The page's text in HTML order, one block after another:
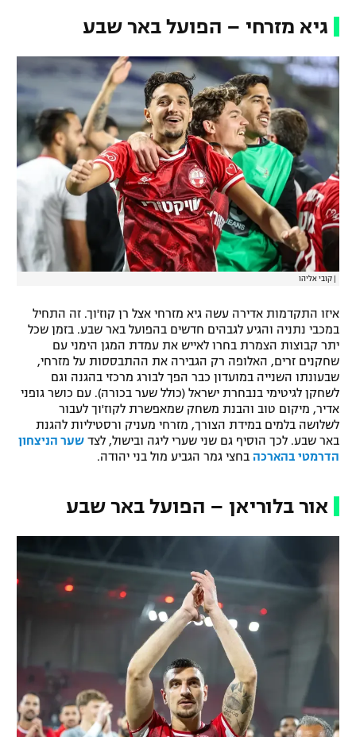
גיא מזרחי – הפועל באר שבע
קובי אליהו
איזו התקדמות אדירה עשה גיא מזרחי אצל רן קוז'וך. זה התחיל
במכבי נתניה והגיע לגבהים חדשים בהפועל באר שבע. בזמן שכל
יתר קבוצות הצמרת בחרו לאייש את עמדת המגן הימני עם
שחקנים זרים, האלופה רק הגבירה את ההתבססות על מזרחי,
שבעונתו השנייה במועדון כבר הפך לבורג מרכזי בהגנה וגם
לשחקן לגיטימי בנבחרת ישראל (כולל שער בכורה). עם כושר גופני
אדיר, מיקום טוב והבנת משחק שמאפשרת לקוז'וך לעבור
לשלושה בלמים במידת הצורך, מזרחי מעניק ורסטיליות להגנת
באר שבע. לכך הוסיף גם שני שערי ליגה ובישול, לצד שער הניצחון
הדרמטי בהארכה בחצי גמר הגביע מול בני יהודה.
אור בלוריאן – הפועל באר שבע